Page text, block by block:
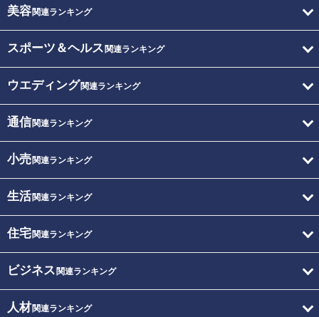
美容関連ランキング
スポーツ＆ヘルス 関連ランキング
ウエディング関連ランキング
通信関連ランキング
小売関連ランキング
生活関連ランキング
住宅関連ランキング
ビジネス 関連ランキング
人材関連ランキング